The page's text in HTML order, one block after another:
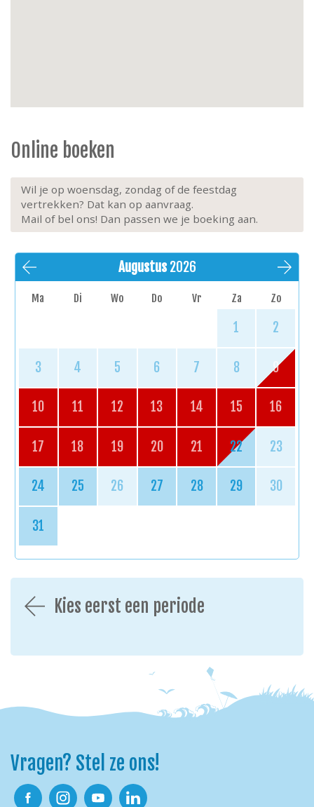
(220 × 240 cm), opbergruimte, kleerkast, toegang
Slaapkamer 2: twee eenpersoonsbedden (90 × 200
cm), 2 dekbedden (90 × 200 cm), opbergruimte,
Huishouden:stofzuiger, strijkplank en strijkijzer,
wasmachine, droogkast, droogrek.
Energie:centrale gasverwarming, elektriciteit aan
dagtarief.
met bistrotafel en 2 stoelen, klein balkon aan de
achterzijde (slaapkamer 1) .
Extra's:lift, huisdieren niet toegestaan, niet-rokers.
Online boeken
Wil je op woensdag, zondag of de feestdag
vertrekken? Dat kan op aanvraag.
Mail of bel ons! Dan passen we je boeking aan.
Augustus 2026
Ma Di Wo Do Vr Za Zo
1 2
3 4 5 6 7 8 9
10 11 12 13 14 15 16
17 18 19 20 21 22 23
24 25 26 27 28 29 30
31
Kies eerst een periode
Vragen? Stel ze ons!